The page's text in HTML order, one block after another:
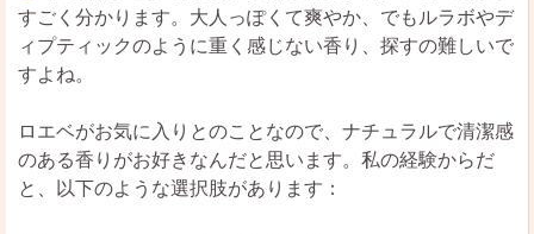
すごく分かります。大人っぽくて爽やか、でもルラボやデ
ィプティックのように重く感じない香り、探すの難しいで
すよね。
ロエベがお気に入りとのことなので、ナチュラルで清潔感
のある香りがお好きなんだと思います。私の経験からだ
と、以下のような選択肢があります：